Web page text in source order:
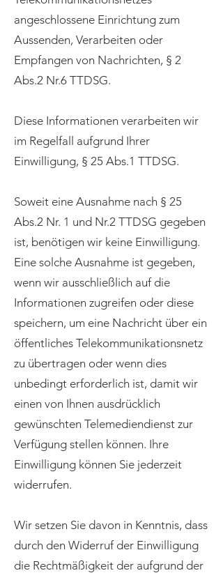
angeschlossene Einrichtung zum
Aussenden, Verarbeiten oder
Empfangen von Nachrichten, § 2
Abs.2 Nr.6 TTDSG.
Diese Informationen verarbeiten wir
im Regelfall aufgrund Ihrer
Einwilligung, § 25 Abs.1 TTDSG.
Soweit eine Ausnahme nach § 25
Abs.2 Nr. 1 und Nr.2 TTDSG gegeben
ist, benötigen wir keine Einwilligung.
Eine solche Ausnahme ist gegeben,
wenn wir ausschließlich auf die
Informationen zugreifen oder diese
speichern, um eine Nachricht über ein
öffentliches Telekommunikationsnetz
zu übertragen oder wenn dies
unbedingt erforderlich ist, damit wir
einen von Ihnen ausdrücklich
gewünschten Telemediendienst zur
Verfügung stellen können. Ihre
Einwilligung können Sie jederzeit
widerrufen.
Wir setzen Sie davon in Kenntnis, dass
durch den Widerruf der Einwilligung
die Rechtmäßigkeit der aufgrund der